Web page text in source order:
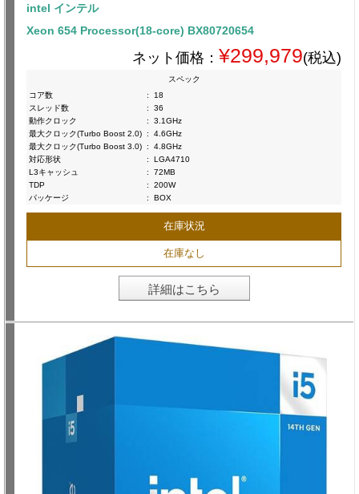
intel インテル
Xeon 654 Processor(18-core) BX80720654
ネット価格： ¥299,979(税込)
スペック
コア数
:
18
スレッド数
:
36
動作クロック
:
3.1GHz
最大クロック(Turbo Boost 2.0) :
4.6GHz
最大クロック(Turbo Boost 3.0) :
4.8GHz
対応形状
:
LGA4710
L3キャッシュ
:
72MB
TDP
:
200W
パッケージ
: BOX
在庫状況
在庫なし
詳細はこちら